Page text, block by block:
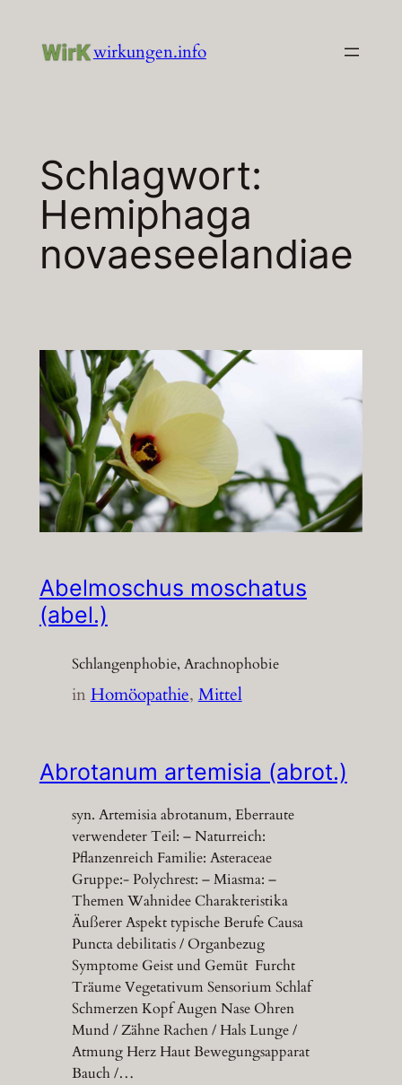
Inhalt
wirkungen.info
Schlagwort:
Hemiphaga
novaeseelandiae
Abelmoschus moschatus
(abel.)
Schlangenphobie, Arachnophobie
inHomöopathie, Mittel
Abrotanum artemisia (abrot.)
syn. Artemisia abrotanum, Eberraute
verwendeter Teil: – Naturreich:
Pflanzenreich Familie: Asteraceae
Gruppe:- Polychrest: – Miasma: –
Themen Wahnidee Charakteristika
Äußerer Aspekt typische Berufe Causa
Puncta debilitatis / Organbezug
Symptome Geist und Gemüt Furcht
Träume Vegetativum Sensorium Schlaf
Schmerzen Kopf Augen Nase Ohren
Mund / Zähne Rachen / Hals Lunge /
Atmung Herz Haut Bewegungsapparat
Bauch /…